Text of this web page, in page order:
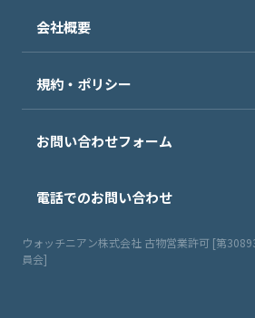
会社概要
規約・ポリシー
お問い合わせフォーム
電話でのお問い合わせ
ウォッチニアン株式会社 古物営業許可 [第
員会]